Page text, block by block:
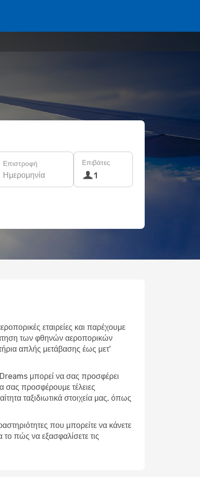
Επιστροφή
Ημερομηνία
Επιβάτες
1
εταιρείες και παρέχουμε
των φθηνών αεροπορικών
απλής μετάβασης έως μετ'
μπορεί να σας προσφέρει
σας προσφέρουμε τέλειες
ταξιδιωτικά στοιχεία μας, όπως
που μπορείτε να κάνετε
πώς να εξασφαλίσετε τις